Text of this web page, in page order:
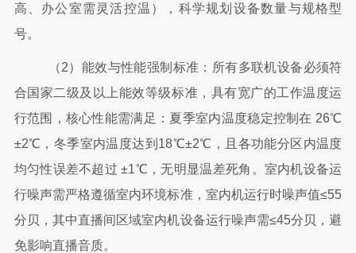
高、办公室需灵活控温），科学规划设备数量与规格型
号。
（2）能效与性能强制标准：所有多联机设备必须符
合国家二级及以上能效等级标准，具有宽广的工作温度运
行范围，核心性能需满足：夏季室内温度稳定控制在 26℃
±2℃，冬季室内温度达到18℃±2℃，且各功能分区内温度
均匀性误差不超过 ±1℃，无明显温差死角。室内机设备运
行噪声需严格遵循室内环境标准，室内机运行时噪声值≤55
分贝，其中直播间区域室内机设备运行噪声需≤45分贝，避
免影响直播音质。